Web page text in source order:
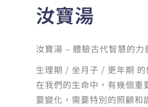
汝寶湯
汝寶湯 – 體驗古代智慧的力
生理期 / 坐月子 / 更年期 的
在我們的生命中，有幾個
要變化，需要特別的照顧